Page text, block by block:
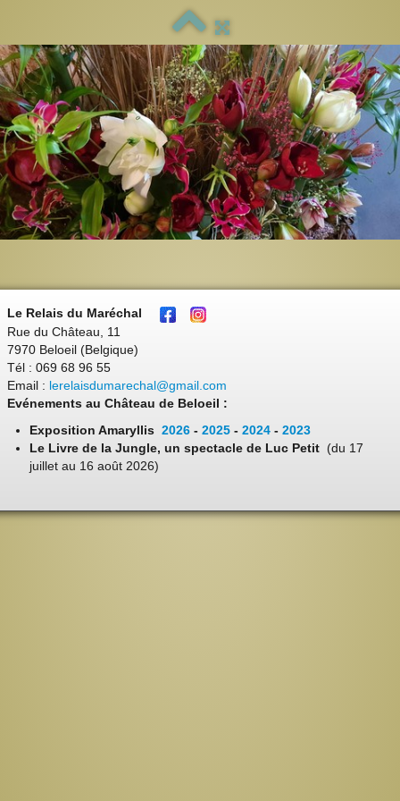
Le Relais du Maréchal
Rue du Château, 11
7970 Beloeil (Belgique)
Tél : 069 68 96 55
Email : lerelaisdumarechal@gmail.com
Evénements au Château de Beloeil :
Exposition Amaryllis 2026 - 2025 - 2024 - 2023
Le Livre de la Jungle, un spectacle de Luc Petit (du 17
juillet au 16 août 2026)